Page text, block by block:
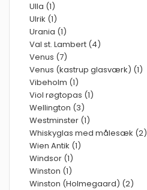
Ulla (1)
Ulrik (1)
Urania (1)
Val st. Lambert (4)
Venus (7)
Venus (kastrup glasværk) (1)
Vibeholm (1)
Viol røgtopas (1)
Wellington (3)
Westminster (1)
Whiskyglas med målesæk (2)
Wien Antik (1)
Windsor (1)
Winston (1)
Winston (Holmegaard) (2)